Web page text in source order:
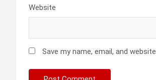
Website
Save my name, email, and